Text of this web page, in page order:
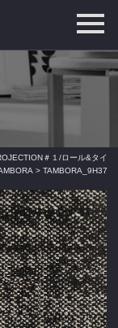
＃１/ロール&タイ
> TAMBORA_9H37